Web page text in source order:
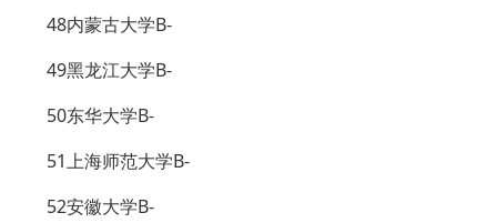
48内蒙古大学B-
49黑龙江大学B-
50东华大学B-
51上海师范大学B-
52安徽大学B-